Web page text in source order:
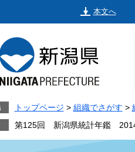
本文へ
トップページ > 組織でさがす >
第125回 新潟県統計年鑑